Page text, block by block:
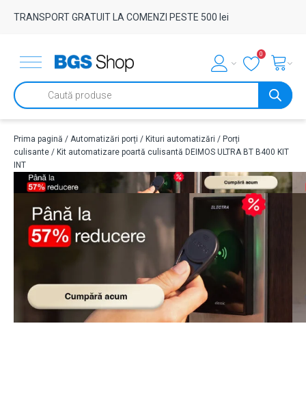
TRANSPORT GRATUIT LA COMENZI PESTE 500 lei
0
Products
search
Prima pagină / Automatizări porți / Kituri automatizări / Porți
culisante / Kit automatizare poartă culisantă DEIMOS ULTRA BT B400 KIT
INT